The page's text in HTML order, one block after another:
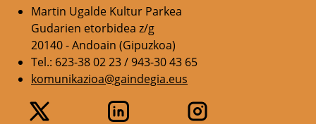
Martin Ugalde Kultur Parkea
Gudarien etorbidea z/g
20140 - Andoain (Gipuzkoa)
Tel.: 623-38 02 23 / 943-30 43 65
komunikazioa@gaindegia.eus